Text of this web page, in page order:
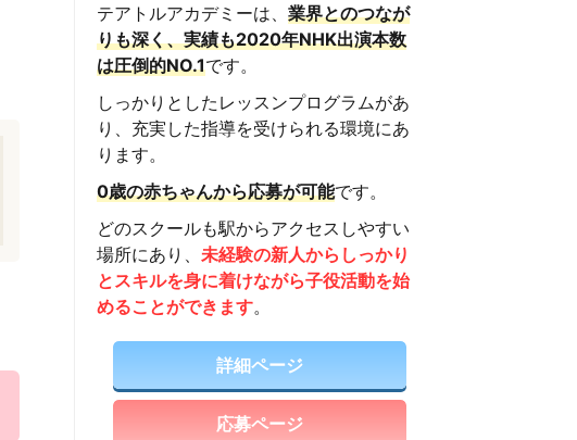
テアトルアカデミーは、 業界とのつなが
りも深く、実績も2020年NHK出演本数
は圧倒的NO.1です。
しっかりとしたレッスンプログラムがあ
り、充実した指導を受けられる環境にあ
ります。
0歳の赤ちゃんから応募が可能です。
どのスクールも駅からアクセスしやすい
場所にあり、 未経験の新人からしっかり
とスキルを身に着けながら子役活動を始
めることができます。
詳細ページ
応募ページ